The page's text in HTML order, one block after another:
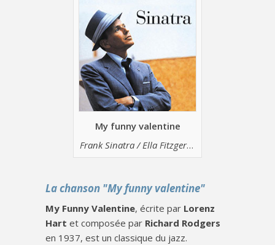
My funny valentine
Frank Sinatra / Ella Fitzgerald
La chanson "My funny valentine"
My Funny Valentine, écrite par Lorenz
Hart et composée par Richard Rodgers
en 1937, est un classique du jazz.